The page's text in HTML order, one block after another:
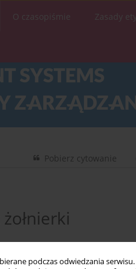
podczas odwiedzania
O czasopiśmie Zasady
Pobierz cytowanie